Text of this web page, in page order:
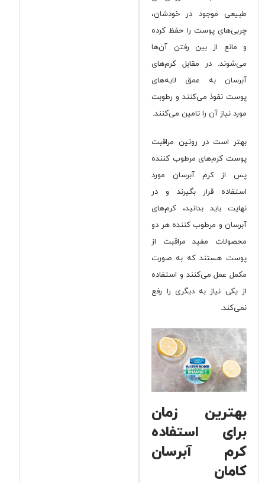
طبیعی موجود در خودشان،
چربی‌های پوست را حفظ کرده
و مانع از بین رفتن آن‌ها
می‌شوند. در مقابل کرم‌های
آبرسان به عمق لایه‌های
پوست نفوذ می‌کنند و رطوبت
مورد نیاز آن را تامین می‌کنند.
بهتر است در روتین مراقبت
پوست کرم‌های مرطوب کننده
پس از کرم آبرسان مورد
استفاده قرار بگیرند و در
نهایت باید بدانید، کرم‌های
آبرسان و مرطوب کننده هر دو
محصولات مفید مراقبت از
پوست هستند که به صورت
مکمل عمل می‌کنند و استفاده
از یکی نیاز به دیگری را رفع
نمی‌کند.
بهترین زمان
برای استفاده
کرم آبرسان
کامان